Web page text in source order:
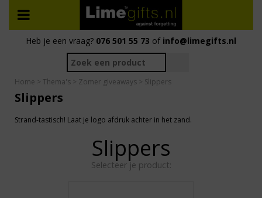
Heb je een vraag? 076 501 55 73 of info@limegifts.nl
Home > Thema's > Zomer giveaways > Slippers
Slippers
Strand-tastisch! Laat je logo afdruk achter in het zand.
Slippers
Selecteer je product: